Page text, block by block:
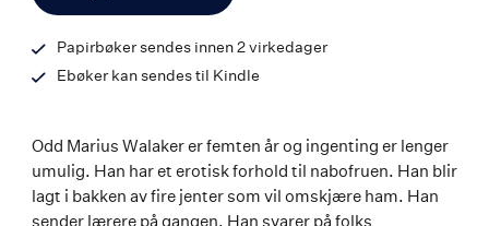
Papirbøker sendes innen 2 virkedager
Ebøker kan sendes til Kindle
Odd Marius Walaker er femten år og ingenting er lenger
umulig. Han har et erotisk forhold til nabofruen. Han blir
lagt i bakken av fire jenter som vil omskjære ham. Han
sender lærere på gangen. Han svarer på folks